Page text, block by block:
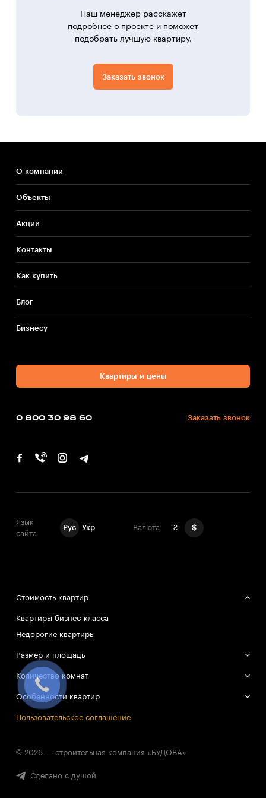
Наш менеджер расскажет
подробнее о проекте и поможет
подобрать лучшую квартиру.
Заказать звонок
О компании
Объекты
Акции
Контакты
Как купить
Блог
Бизнесу
Квартиры и цены
0 800 30 98 60 Заказать звонок
Язык
сайта
Рус Укр Валюта ₴ $
Стоимость квартир
Квартиры бизнес-класса
Недорогие квартиры
Размер и площадь
Большие квартиры
Маленькие квартиры
Количество комнат
Однокомнатные квартиры
Особенности квартир
Смарт-квартиры
Пользовательское соглашение
© 2026 — строительная компания «БУДОВА»
Сделано с душой